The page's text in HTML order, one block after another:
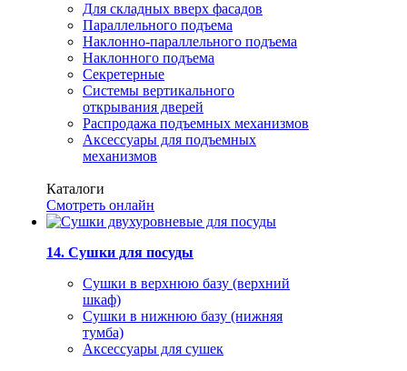
Для складных вверх фасадов
Параллельного подъема
Наклонно-параллельного подъема
Наклонного подъема
Секретерные
Системы вертикального
открывания дверей
Распродажа подъемных механизмов
Аксессуары для подъемных
механизмов
Каталоги
Смотреть онлайн
14. Сушки для посуды
Сушки в верхнюю базу (верхний
шкаф)
Сушки в нижнюю базу (нижняя
тумба)
Аксессуары для сушек